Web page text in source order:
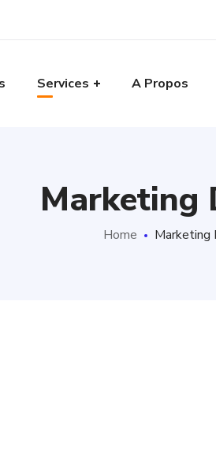
Services A Propos
Marketing
Home Marketing